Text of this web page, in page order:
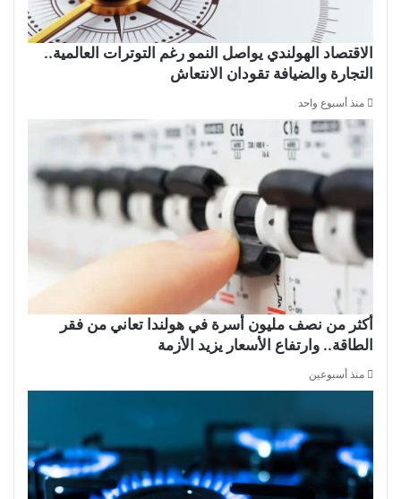
الاقتصاد الهولندي يواصل النمو رغم التوترات العالمية..
التجارة والضيافة تقودان الانتعاش
منذ أسبوع واحد
أكثر من نصف مليون أسرة في هولندا تعاني من فقر
الطاقة.. وارتفاع الأسعار يزيد الأزمة
منذ أسبوعين